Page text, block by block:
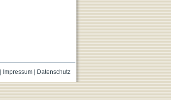
Impressum| Datenschutz